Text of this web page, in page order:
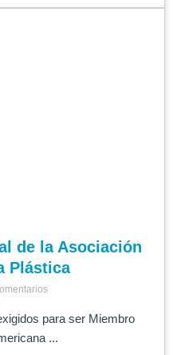
de la Asociación
Plástica
para ser Miembro
...